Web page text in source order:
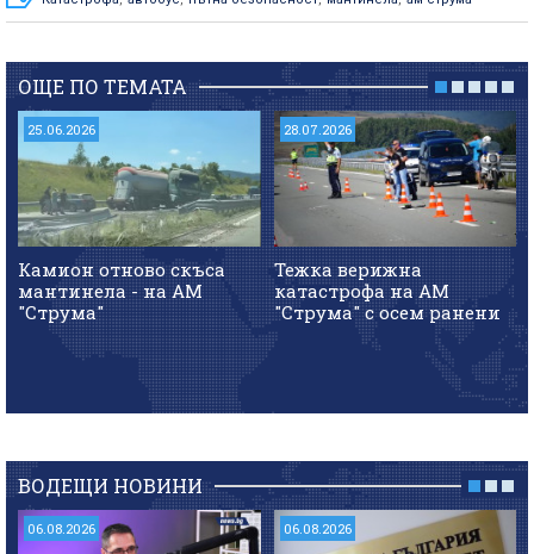
ОЩЕ ПО ТЕМАТА
25.06.2026
Камион отново скъса
мантинела - на АМ
"Струма"
28.07.2026
Тежка верижна
катастрофа на АМ
"Струма" с осем ранени
ВОДЕЩИ НОВИНИ
06.08.2026 06.08.2026